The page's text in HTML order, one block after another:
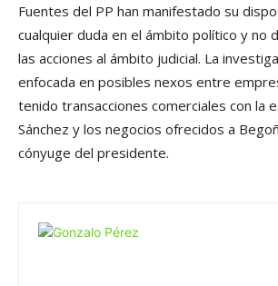
Fuentes del PP han manifestado su
cualquier duda en el ámbito político y no
las acciones al ámbito judicial. La
enfocada en posibles nexos entre
tenido transacciones comerciales con la
Sánchez y los negocios ofrecidos a
cónyuge del presidente.